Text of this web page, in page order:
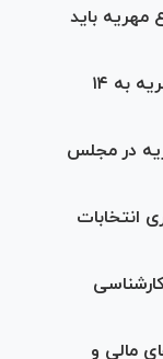
مهریه باید
معاون زنان رئیس‌جمهور: کاهش مهریه به ۱۴
در مجلس
انتخابات
مالی و